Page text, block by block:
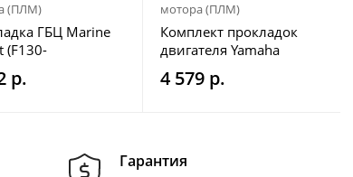
(ПЛМ)
ГБЦ Marine
(F130-
р.
мотора (ПЛМ)
Комплект прокладок
двигателя Yamaha
50G/60F/70B
4 579 р.
Гарантия